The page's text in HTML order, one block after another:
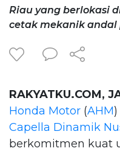
Riau yang berlokasi
cetak mekanik andal
RAKYATKU.COM,
Honda Motor (AHM
Capella Dinamik
berkomitmen kuat